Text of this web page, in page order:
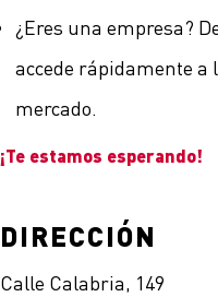
¿Eres una empresa?
accede rápidamente a
mercado.
¡Te estamos esperando!
DIRECCIÓN
Calle Calabria, 149